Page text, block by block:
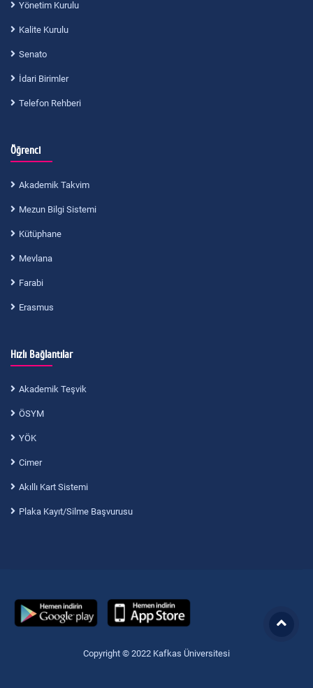
Yönetim Kurulu
Kalite Kurulu
Senato
İdari Birimler
Telefon Rehberi
Öğrenci
Akademik Takvim
Mezun Bilgi Sistemi
Kütüphane
Mevlana
Farabi
Erasmus
Hızlı Bağlantılar
Akademik Teşvik
ÖSYM
YÖK
Cimer
Akıllı Kart Sistemi
Plaka Kayıt/Silme Başvurusu
Copyright © 2022 Kafkas Üniversitesi